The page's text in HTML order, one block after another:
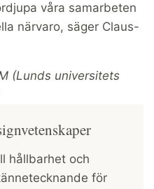
våra samarbeten
närvaro, säger Claus-
(Lunds universitets
hållbarhet och
för